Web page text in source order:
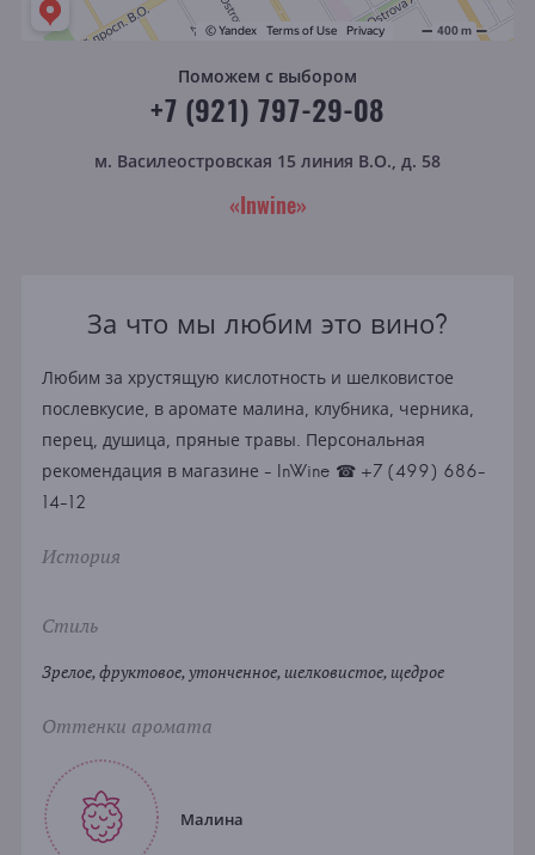
Поможем с выбором
+7 (921) 797-29-08
м. Василеостровская 15 линия В.О., д. 58
«Inwine»
За что мы любим это вино?
Любим за хрустящую кислотность и шелковистое
послевкусие, в аромате малина, клубника, черника,
перец, душица, пряные травы. Персональная
рекомендация в магазине - InWine ☎ +7 (499) 686-
14-12
История
Стиль
Зрелое, фруктовое, утонченное, шелковистое, щедрое
Оттенки аромата
Малина